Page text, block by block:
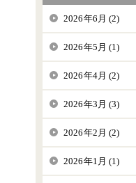
2026年6月 (2)
2026年5月 (1)
2026年4月 (2)
2026年3月 (3)
2026年2月 (2)
2026年1月 (1)